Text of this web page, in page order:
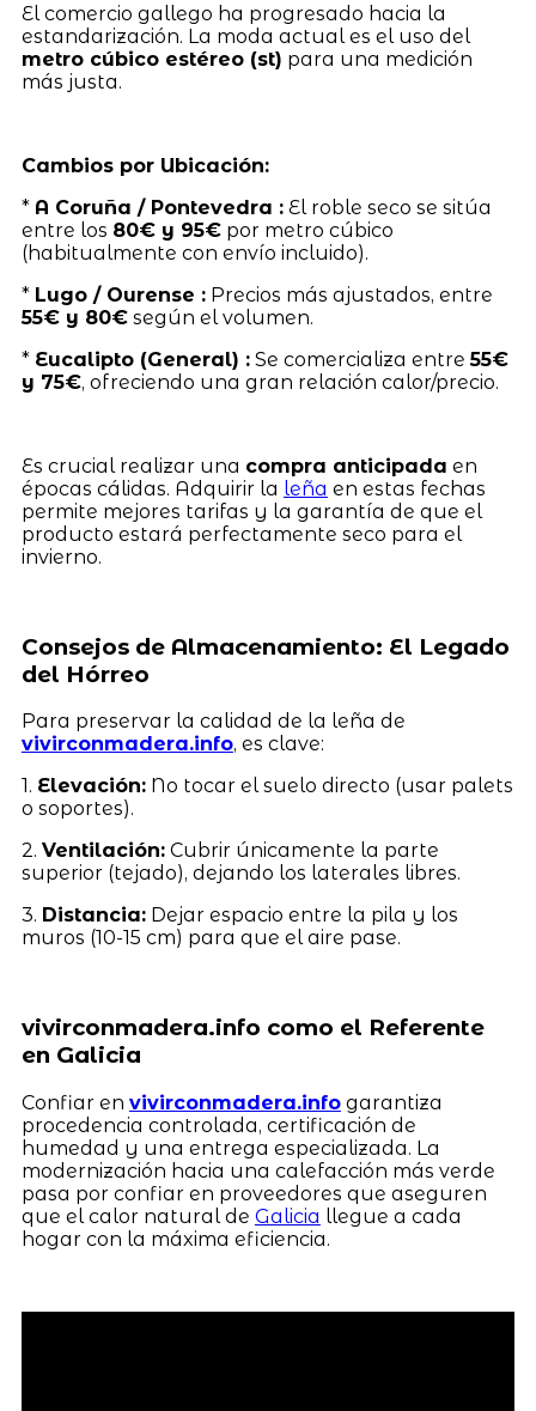
El comercio gallego ha progresado hacia la
estandarización. La moda actual es el uso del
metro cúbico estéreo (st) para una medición
más justa.
Cambios por Ubicación:
* A Coruña / Pontevedra :El roble seco se sitúa
entre los 80€ y 95€por metro cúbico
(habitualmente con envío incluido).
* Lugo / Ourense :Precios más ajustados, entre
55€ y 80€según el volumen.
* Eucalipto (General) :Se comercializa entre55€
y 75€, ofreciendo una gran relación calor/precio.
Es crucial realizar una compra anticipada en
épocas cálidas. Adquirir la leña en estas fechas
permite mejores tarifas y la garantía de que el
producto estará perfectamente seco para el
invierno.
Consejos de Almacenamiento: El Legado
del Hórreo
Para preservar la calidad de la leña de
vivirconmadera.info, es clave:
1. Elevación:No tocar el suelo directo (usar palets
o soportes).
2. Ventilación:Cubrir únicamente la parte
superior (tejado), dejando los laterales libres.
3. Distancia:Dejar espacio entre la pila y los
muros (10-15 cm) para que el aire pase.
vivirconmadera.info como el Referente
en Galicia
Confiar en vivirconmadera.infogarantiza
procedencia controlada, certificación de
humedad y una entrega especializada. La
modernización hacia una calefacción más verde
pasa por confiar en proveedores que aseguren
que el calor natural de Galicia llegue a cada
hogar con la máxima eficiencia.